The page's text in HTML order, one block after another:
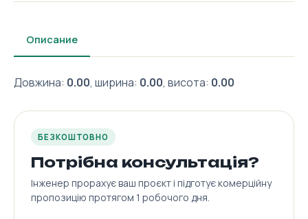
Описание
Довжина: 0.00, ширина: 0.00, висота: 0.00
БЕЗКОШТОВНО
Потрібна консультація?
Інженер прорахує ваш проєкт і підготує комерційну
пропозицію протягом 1 робочого дня.